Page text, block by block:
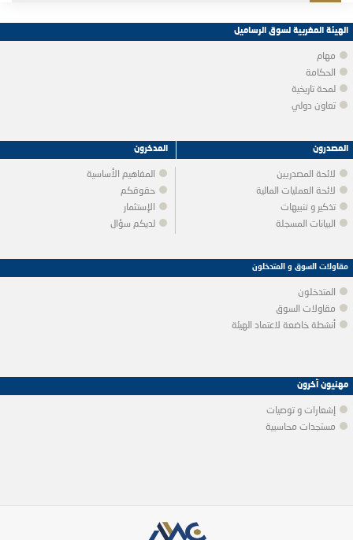
الهيئة المغربية لسوق الرساميل
مهام
الحكامة
لمحة تاريخية
تعاون دولي
المدخرون
المفاهيم الأساسية
حقوقكم
الإستثمار
لديكم سؤال
المصدرون
لائحة المصدريين
لائحة العمليات المالية
تذكير و تنبيهات
البيانات المسجلة
مقاولات السوق و المتدخلون
المتدخلون
مقاولات السوق
أنشطة خاضعة لاعتماد الهيئة
مهنيون آخرون
إشعارات و توصيات
مستجدات محاسبية